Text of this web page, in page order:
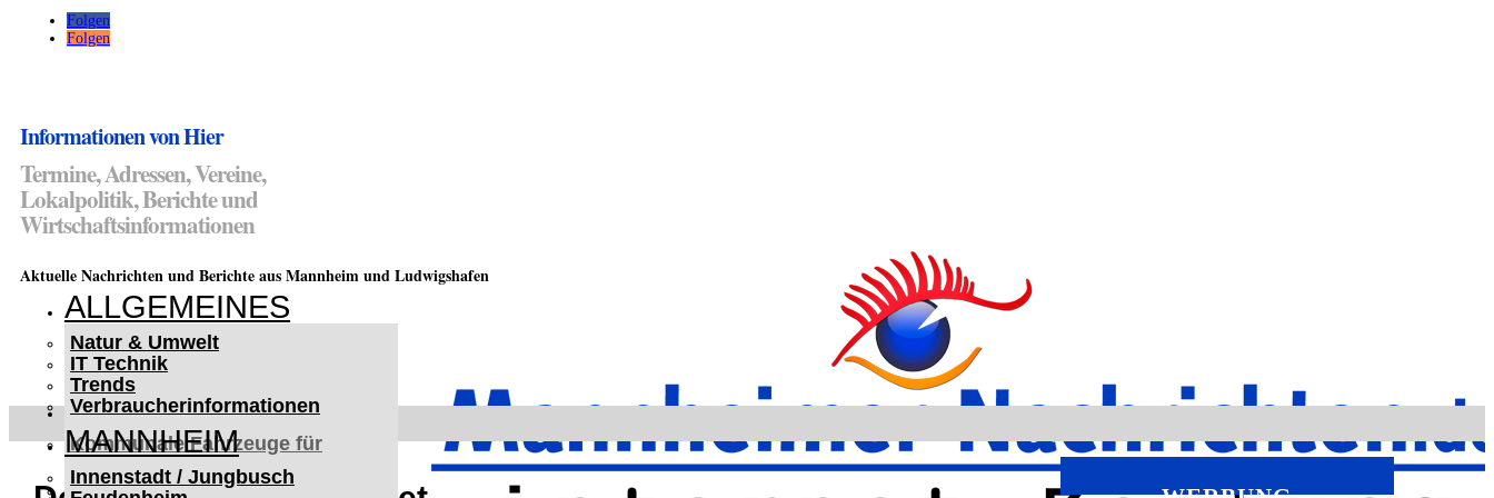
Folgen
Folgen
Informationen von Hier
Termine, Adressen, Vereine,
Lokalpolitik, Berichte und
Wirtschaftsinformationen
Aktuelle Nachrichten und Berichte aus Mannheim und Ludwigshafen
ALLGEMEINES
Natur & Umwelt
IT Technik
Trends
Verbraucherinformationen
MANNHEIM
Innenstadt / Jungbusch
< UKRAINE >
Kommunale Fahrzeuge für
Czernowitz
Nutzfahrzeuge für Czernowitz